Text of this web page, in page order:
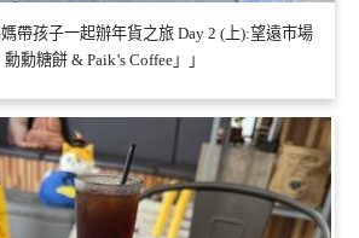
媽帶孩子一起辦年貨之旅 Day 2 (上):望遠市場
勳糖餅 & Paik’s Coffee」」